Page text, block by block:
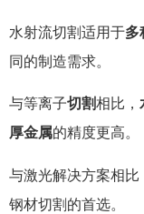
水射流切割适用于多
同的制造需求。
与等离子切割相比，
厚金属的精度更高。
与激光解决方案相比
钢材切割的首选。